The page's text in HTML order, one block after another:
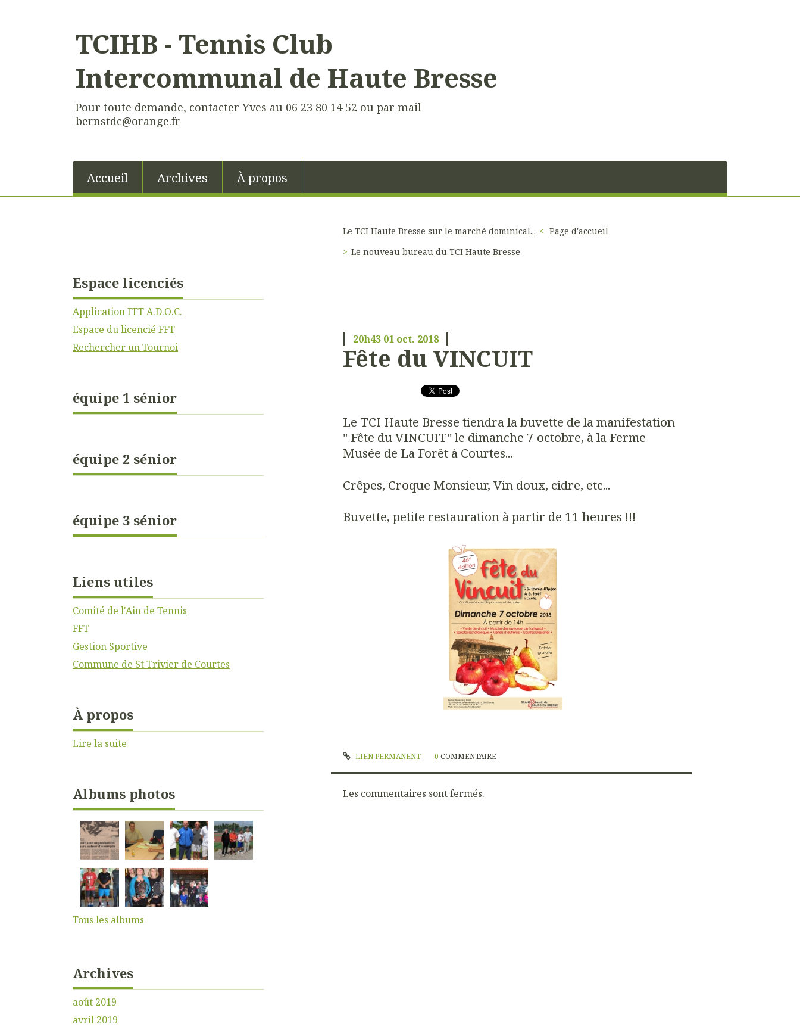
TCIHB - Tennis Club
Intercommunal de Haute Bresse
Pour toute demande, contacter Yves au 06 23 80 14 52 ou par mail
bernstdc@orange.fr
Accueil Archives À propos
Espace licenciés
Application FFT A.D.O.C.
Espace du licencié FFT
Rechercher un Tournoi
équipe 1 sénior
équipe 2 sénior
équipe 3 sénior
Liens utiles
Comité de l'Ain de Tennis
FFT
Gestion Sportive
Commune de St Trivier de Courtes
À propos
Lire la suite
Albums photos
Tous les albums
Archives
août 2019
avril 2019
Le TCI Haute Bresse sur le marché dominical...
Page d'accueil
Le nouveau bureau du TCI Haute Bresse
20h43 01 oct. 2018
Fête du VINCUIT
Le TCI Haute Bresse tiendra la buvette de la manifestation
" Fête du VINCUIT" le dimanche 7 octobre, à la Ferme
Musée de La Forêt à Courtes...
Crêpes, Croque Monsieur, Vin doux, cidre, etc...
Buvette, petite restauration à partir de 11 heures !!!
LIEN PERMANENT 0 COMMENTAIRE
Les commentaires sont fermés.